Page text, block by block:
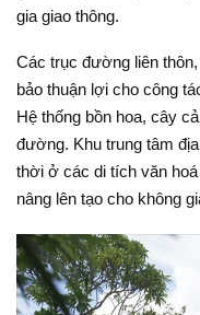
gia giao thông.
Các trục đường liên
bảo thuận lợi cho công
Hệ thống bồn hoa, cây
đường. Khu trung tâm
thời ở các di tích văn
nâng lên tạo cho không